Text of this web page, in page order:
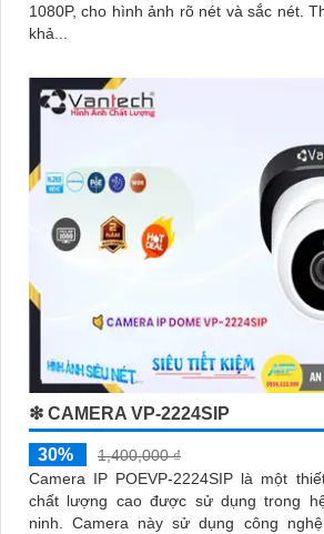
1080P, cho hình ảnh rõ nét và sắc nét. Thiết bị này cung cấp
khả...
❇ CAMERA VP-2224SIP
30%
1,400,000 ₫
Camera IP POEVP-2224SIP là một
chất lượng cao được sử dụng trong
ninh. Camera này sử dụng công nghệ POE (Power over